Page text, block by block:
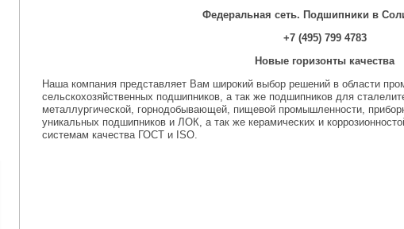
Федеральная сеть. Подшипники в
+7 (495) 799 4783
Новые горизонты качества
Наша компания представляет Вам широкий выбор решений в области
сельскохозяйственных подшипников, а так же подшипников для
металлургической, горнодобывающей, пищевой промышленности,
уникальных подшипников и ЛОК, а так же керамических и
системам качества ГОСТ и ISO.